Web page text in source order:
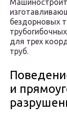
бездорновых
для трех
труб.
и